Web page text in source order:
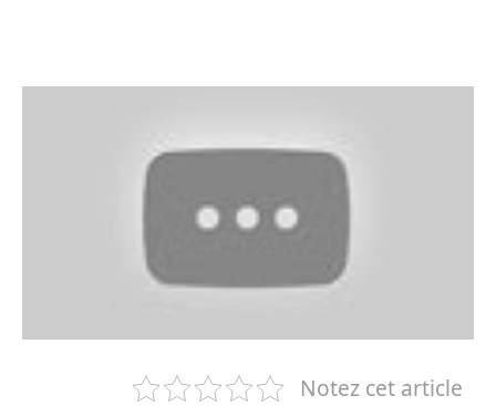
Notez cet article